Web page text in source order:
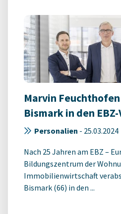
Marvin
Bismark in den
Personalien - 25.03.2024
Nach 25 Jahren am EBZ –
Bildungszentrum der
Immobilienwirtschaft
Bismark (66) in den ...